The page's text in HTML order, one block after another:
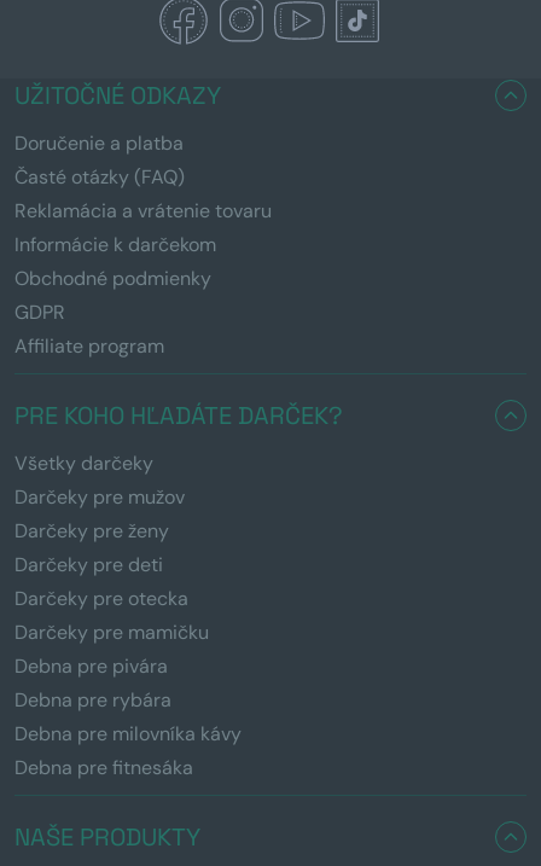
UŽITOČNÉ ODKAZY
Doručenie a platba
Časté otázky (FAQ)
Reklamácia a vrátenie tovaru
Informácie k darčekom
Obchodné podmienky
GDPR
Affiliate program
PRE KOHO HĽADÁTE DARČEK?
Všetky darčeky
Darčeky pre mužov
Darčeky pre ženy
Darčeky pre deti
Darčeky pre otecka
Darčeky pre mamičku
Debna pre pivára
Debna pre rybára
Debna pre milovníka kávy
Debna pre fitnesáka
NAŠE PRODUKTY